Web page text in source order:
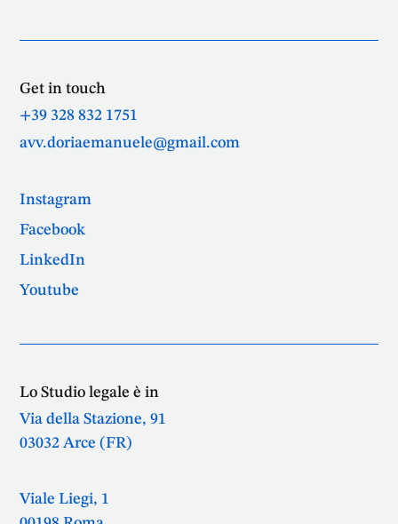
Get in touch
+39 328 832 1751
avv.doriaemanuele@gmail.com
Instagram
Facebook
LinkedIn
Youtube
Lo Studio legale è in
Via della Stazione, 91
03032 Arce (FR)
Viale Liegi, 1